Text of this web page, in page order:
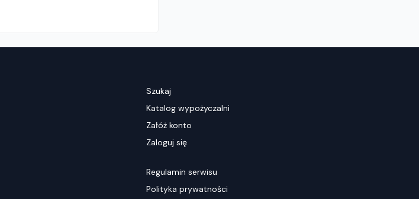
Szukaj
Katalog wypożyczalni
Załóż konto
Zaloguj się
Regulamin serwisu
Polityka prywatności